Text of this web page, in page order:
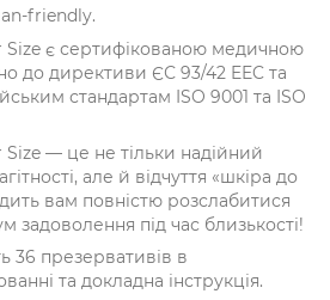
friendly.
є сертифікованою медичною
до директиви ЄС 93/42 EEC та
стандартам ISO 9001 та ISO
— це не тільки надійний
але й відчуття «шкіра до
вам повністю розслабитися
задоволення під час близькості!
36 презервативів в
та докладна інструкція.